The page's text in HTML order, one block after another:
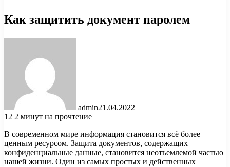
Как защитить документ паролем
admin21.04.2022
12 2 минут на прочтение
В современном мире информация становится всё более
ценным ресурсом. Защита документов, содержащих
конфиденциальные данные, становится неотъемлемой частью
нашей жизни. Один из самых простых и действенных